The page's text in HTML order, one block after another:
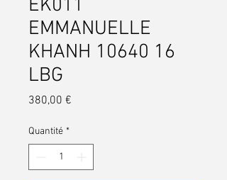
EK011
EMMANUELLE
KHANH 10640 16
LBG
380,00 €
Quantité *